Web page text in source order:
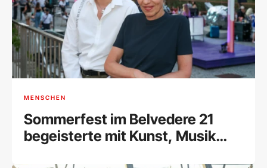
MENSCHEN
Sommerfest im Belvedere 21
begeisterte mit Kunst, Musik